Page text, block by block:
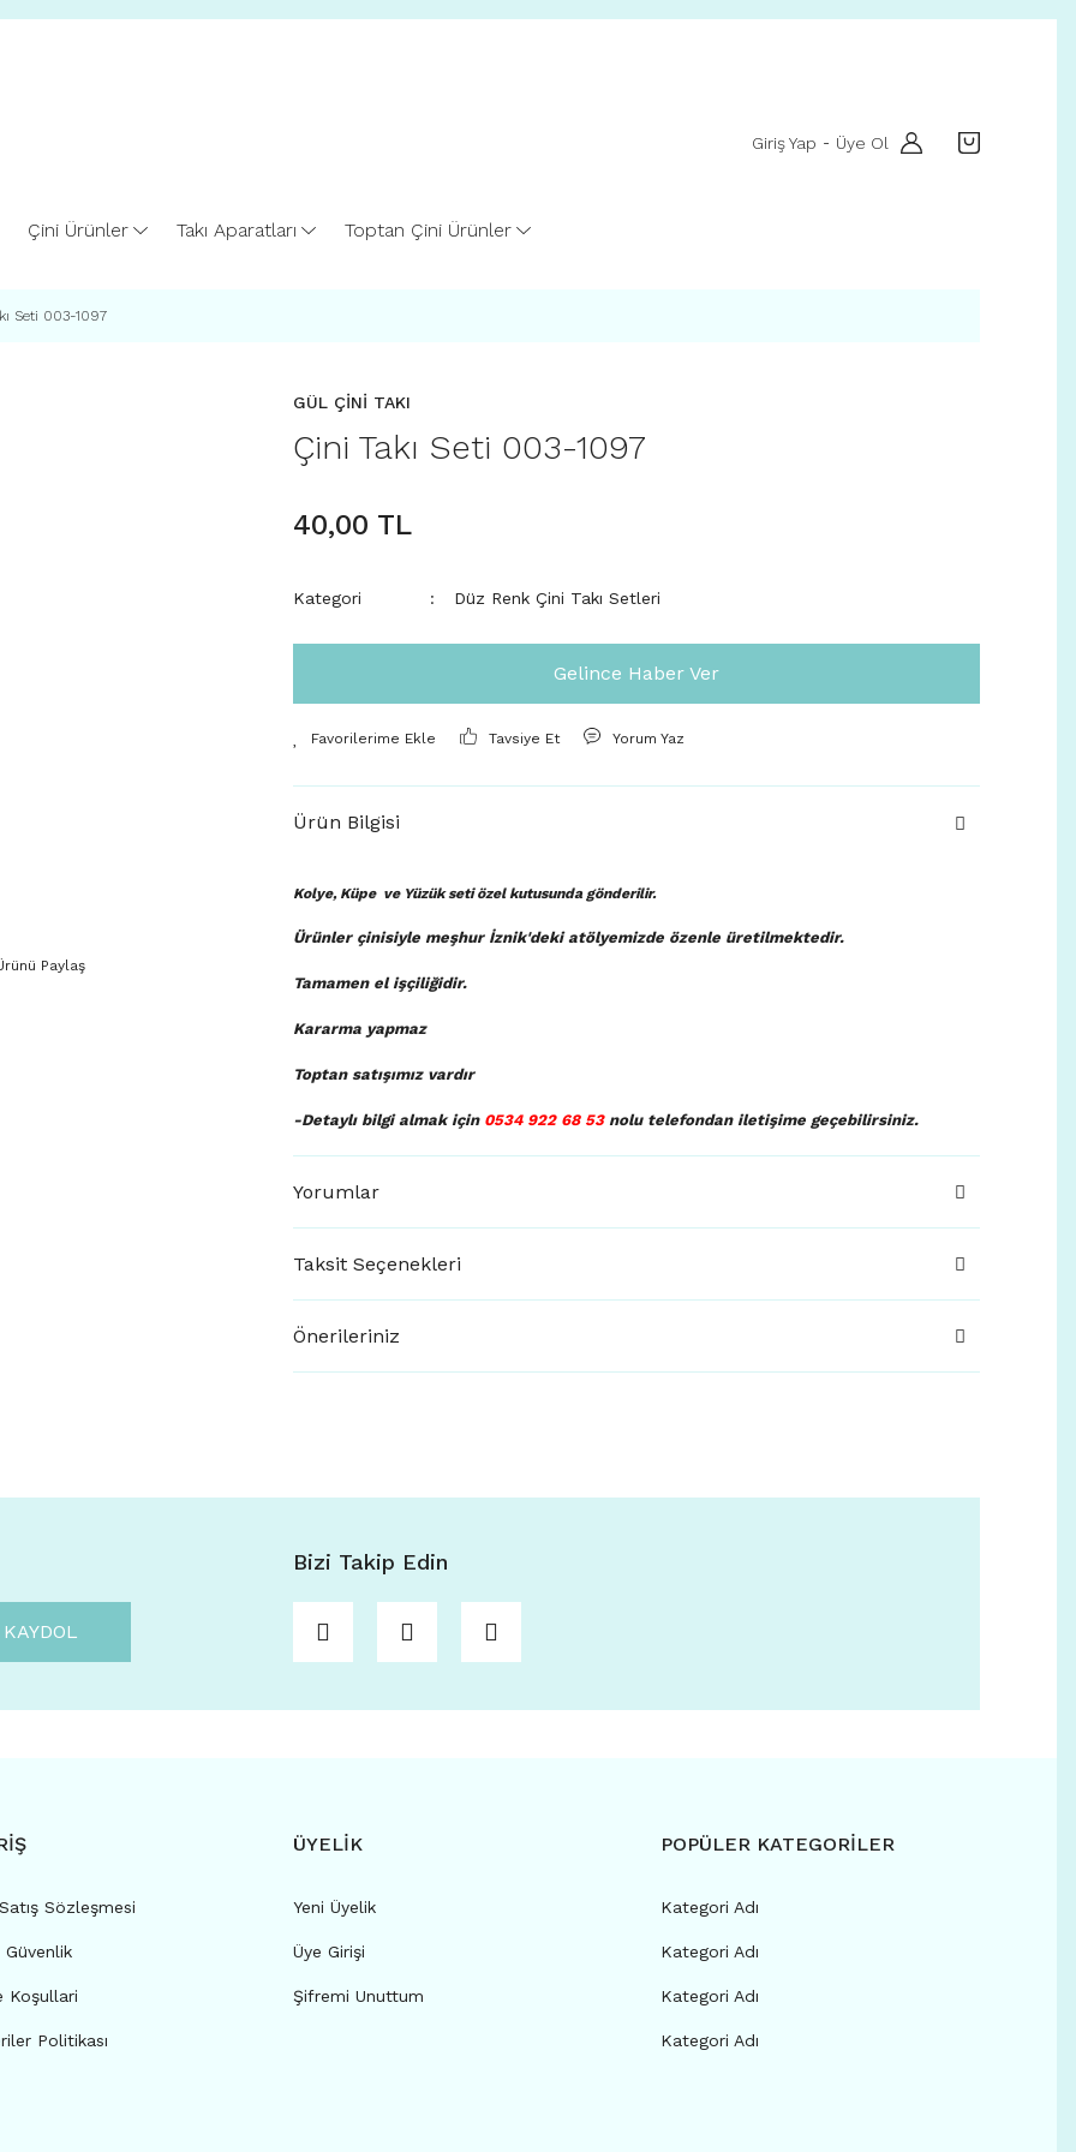
Giriş Yap - Üye Ol
Çini Ürünler Takı Aparatları Toptan Çini Ürünler
Seti 003-1097
Paylaş
GÜL ÇİNİ TAKI
Çini Takı Seti 003-1097
40,00 TL
Kategori Düz Renk Çini Takı Setleri
Gelince Haber Ver
Tavsiye Et Yorum Yaz
Ürün Bilgisi
Kolye, Küpe ve Yüzük seti özel kutusunda gönderilir.
Ürünler çinisiyle meşhur İznik'deki atölyemizde özenle üretilmektedir.
Tamamen el işçiliğidir.
Kararma yapmaz
Toptan satışımız vardır
-Detaylı bilgi almak için 0534 922 68 53nolu telefondan iletişime geçebilirsiniz.
Yorumlar
Taksit Seçenekleri
Önerileriniz
KAYDOL
Bizi Takip Edin
Sözleşmesi
Koşullari
Politikası
ÜYELİK
Yeni Üyelik
Üye Girişi
Şifremi Unuttum
POPÜLER KATEGORİLER
Kategori Adı
Kategori Adı
Kategori Adı
Kategori Adı